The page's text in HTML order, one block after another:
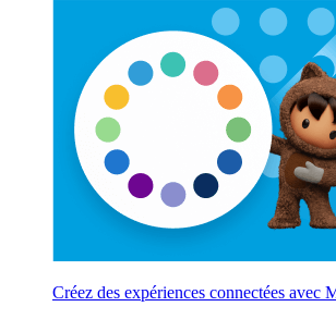
Créez des expériences connectées avec